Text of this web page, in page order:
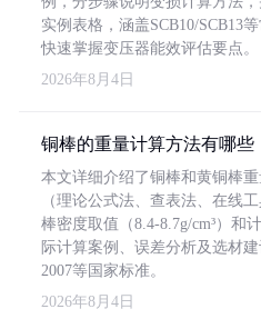
实例表格，涵盖SCB10/SCB13
快速掌握变压器能效评估要点。
2026年8月4日
铜棒的重量计算方法有哪些
本文详细介绍了铜棒和黄铜棒
（理论公式法、查表法、在线
棒密度取值（8.4-8.7g/cm³）和
际计算案例、误差分析及选材
2007等国家标准。
2026年8月4日